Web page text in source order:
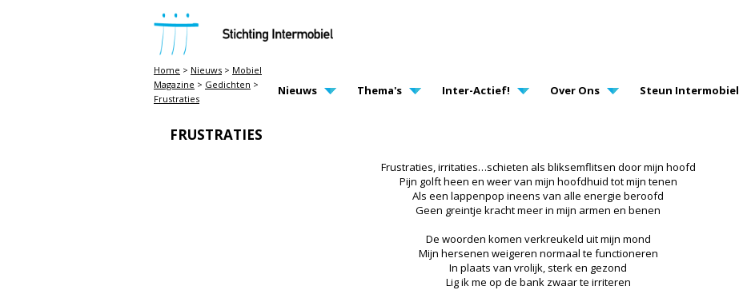
STICHTING INTERMOBIEL
MAIN PAGE NAVIGATION
Nieuws Thema's Inter-Actief! Over Ons Steun Intermobiel
Home > Nieuws > Mobiel
Magazine > Gedichten >
Frustraties
FRUSTRATIES
Frustraties, irritaties…schieten als bliksemflitsen door mijn hoofd
Pijn golft heen en weer van mijn hoofdhuid tot mijn tenen
Als een lappenpop ineens van alle energie beroofd
Geen greintje kracht meer in mijn armen en benen
De woorden komen verkreukeld uit mijn mond
Mijn hersenen weigeren normaal te functioneren
In plaats van vrolijk, sterk en gezond
Lig ik me op de bank zwaar te irriteren